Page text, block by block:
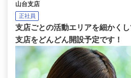
山台支店
正社員
支店ごとの活動エリアを細かく
支店をどんどん開設予定です！